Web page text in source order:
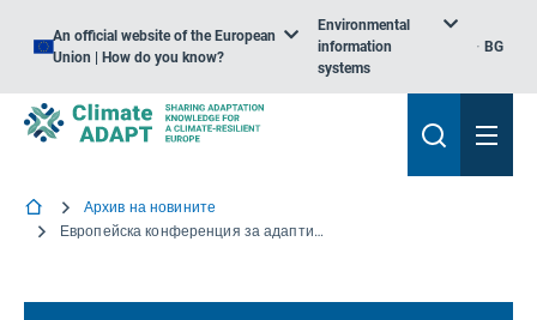
An official website of the European
Union | How do you know?
Environmental
information
systems
BG
Архив на новините
Европейска конференция за адаптиране към изменението на климата (ECCA 2021) — Преглед на събитията